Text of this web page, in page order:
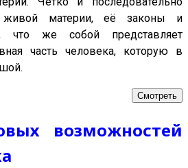
живой материи, её законы и
что же собой представляет
часть человека, которую в
Смотреть
возможностей